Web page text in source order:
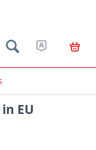
EU